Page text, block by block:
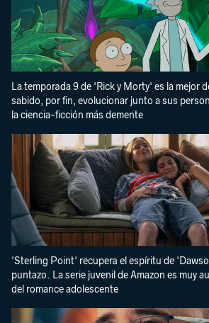
La temporada 9 de 'Rick y Morty' es la mejor
sabido, por fin, evolucionar junto a sus
la ciencia-ficción más demente
'Sterling Point' recupera el espíritu de
puntazo. La serie juvenil de Amazon es muy
del romance adolescente